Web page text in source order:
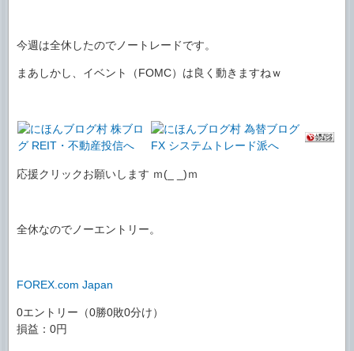
今週は全休したのでノートレードです。
まあしかし、イベント（FOMC）は良く動きますねｗ
応援クリックお願いします ｍ(_ _)ｍ
全休なのでノーエントリー。
FOREX.com Japan
0エントリー（0勝0敗0分け）
損益：0円